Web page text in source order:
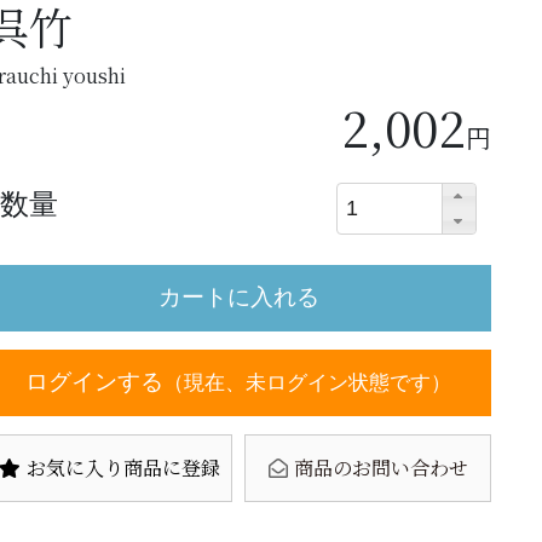
竹
youshi
2,002円
数量
ログインする （現在、未ログイン状態です）
お気に入り商品に登録 商品のお問い合わせ